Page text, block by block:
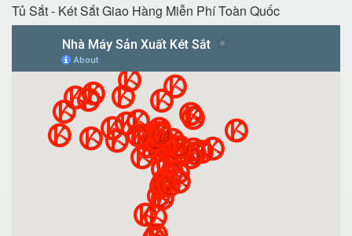
Tủ Sắt - Két Sắt Giao Hàng Miễn Phí Toàn Quốc